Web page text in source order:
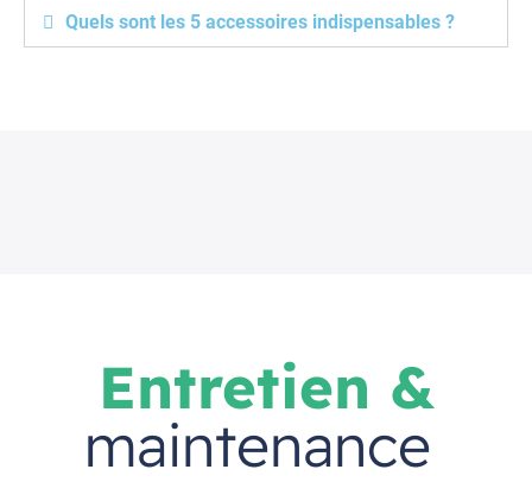
Quels sont les 5 accessoires indispensables ?
Entretien &
maintenance